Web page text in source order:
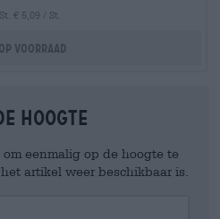
€ 5,09 / St.
voorraad
hoogte
eenmalig op de hoogte te
artikel weer beschikbaar is.